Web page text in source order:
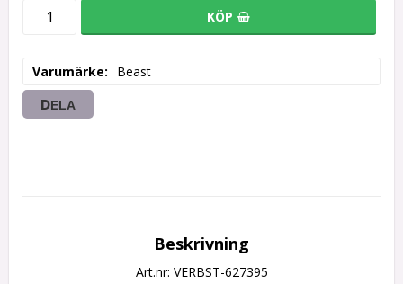
KÖP
Varumärke Beast
DELA
Beskrivning
Art.nr: VERBST-627395